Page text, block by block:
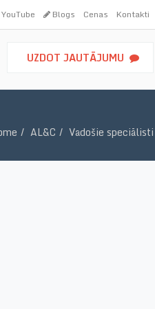
Blogs Cenas Kontakti
UZDOT JAUTĀJUMU
AL&C Vadošie speciālisti